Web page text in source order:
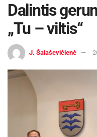
Dalintis
„Tu – viltis“
J. Šalaševičienė